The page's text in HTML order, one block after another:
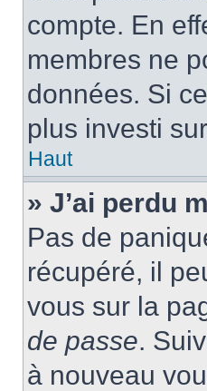
compte. En
membres ne
données. Si
plus investi
Haut
» J’ai perdu
Pas de
récupéré, il
vous sur la
de passe.
à nouveau